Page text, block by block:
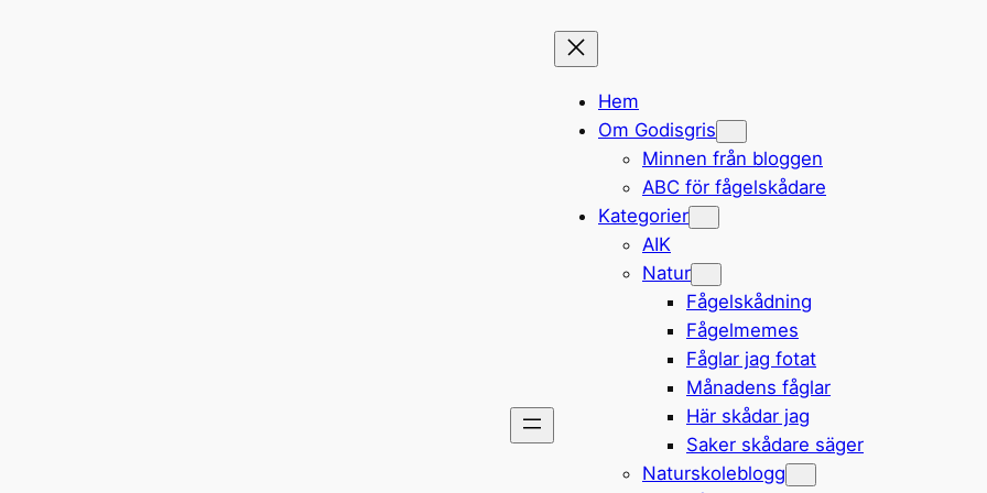
Hem
Om Godisgris
Minnen från bloggen
ABC för fågelskådare
Kategorier
AIK
Natur
Fågelskådning
Fågelmemes
Fåglar jag fotat
Månadens fåglar
Här skådar jag
Saker skådare säger
Naturskoleblogg